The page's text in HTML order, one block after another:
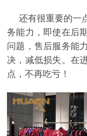
还有很重要的一
务能力，即使在后
问题，售后服务能
决，减低损失。在
点，不再吃亏！